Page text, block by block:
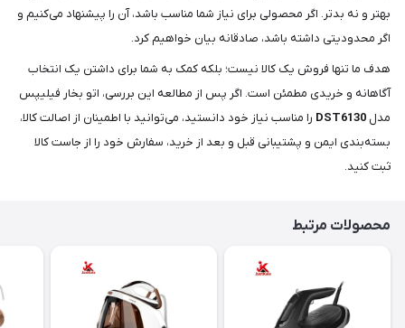
بهتر و نه بدتر. اگر محصولی برای نیاز شما مناسب باشد، آن را پیشنهاد می‌کنیم و
اگر محدودیتی داشته باشد، صادقانه بیان خواهیم کرد.
هدف ما تنها فروش یک کالا نیست؛ بلکه کمک به شما برای داشتن یک انتخاب
آگاهانه و خریدی مطمئن است. اگر پس از مطالعه این بررسی، اتو بخار فیلیپس
مدل DST6130 را مناسب نیاز خود دانستید، می‌توانید با اطمینان از اصالت کالا،
بسته‌بندی ایمن و پشتیبانی قبل و بعد از خرید، سفارش خود را از جاست کالا
ثبت کنید.
محصولات مرتبط